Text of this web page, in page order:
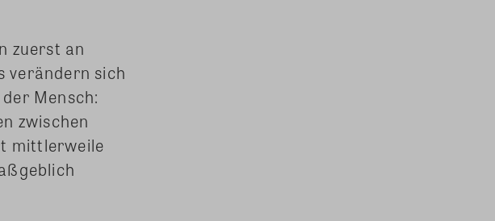
zuerst an
verändern sich
Mensch:
zwischen
mittlerweile